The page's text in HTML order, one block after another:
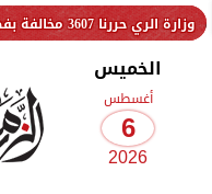
الخميس
أغسطس
6
2026